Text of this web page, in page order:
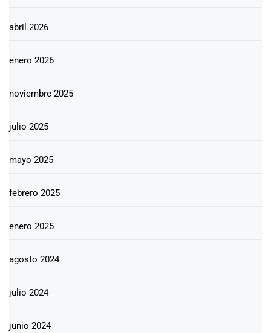
abril 2026
enero 2026
noviembre 2025
julio 2025
mayo 2025
febrero 2025
enero 2025
agosto 2024
julio 2024
junio 2024